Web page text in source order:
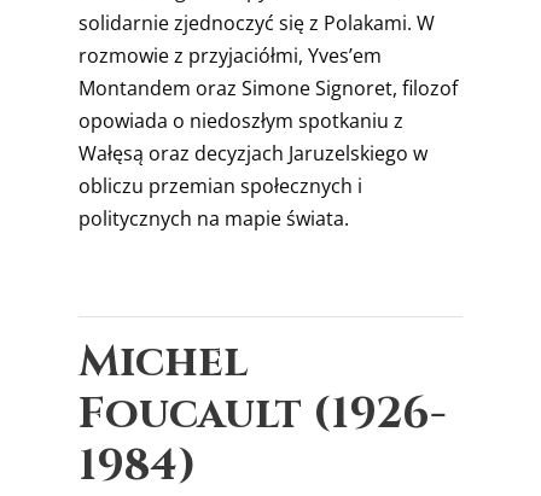
solidarnie zjednoczyć się z Polakami. W
rozmowie z przyjaciółmi, Yves’em
Montandem oraz Simone Signoret, filozof
opowiada o niedoszłym spotkaniu z
Wałęsą oraz decyzjach Jaruzelskiego w
obliczu przemian społecznych i
politycznych na mapie świata.
Michel
Foucault (1926-
1984)